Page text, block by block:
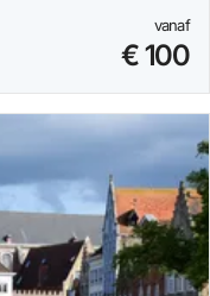
vanaf
€ 100